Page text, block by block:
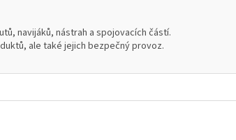
navijáků, nástrah a spojovacích částí.
ale také jejich bezpečný provoz.